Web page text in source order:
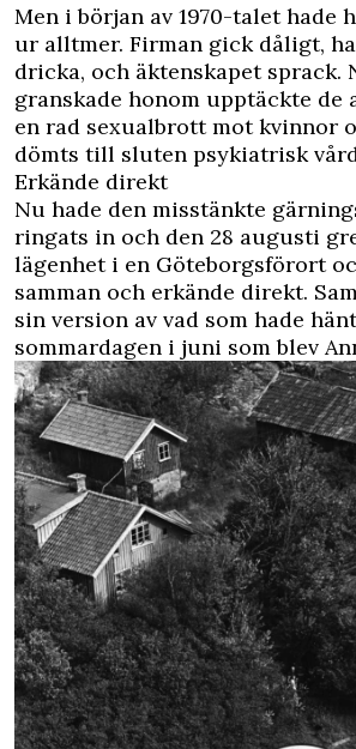
Men i början av 1970-talet hade
ur alltmer. Firman gick dåligt,
dricka, och äktenskapet sprack.
granskade honom upptäckte de
en rad sexualbrott mot kvinnor
dömts till sluten psykiatrisk
Erkände direkt
Nu hade den misstänkte
ringats in och den 28 augusti
lägenhet i en Göteborgsförort
samman och erkände direkt.
sin version av vad som hade
sommardagen i juni som blev